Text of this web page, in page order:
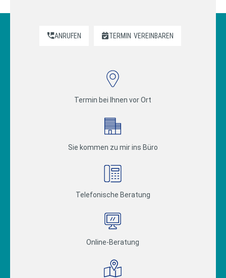
ANRUFEN TERMIN VEREINBAREN
Termin bei Ihnen vor Ort
Sie kommen zu mir ins Büro
Telefonische Beratung
Online-Beratung